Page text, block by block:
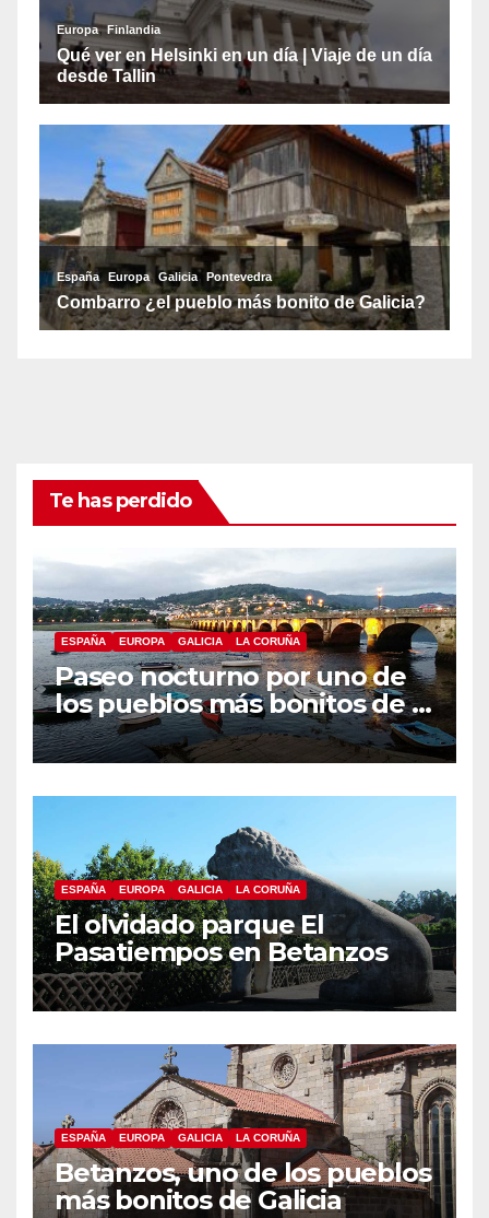
Te has perdido
ESPAÑA EUROPA GALICIA LA CORUÑA
Paseo nocturno por uno de
los pueblos más bonitos de A
Coruña, Puentedeume
ESPAÑA EUROPA GALICIA LA CORUÑA
El olvidado parque El
Pasatiempos en Betanzos
ESPAÑA EUROPA GALICIA LA CORUÑA
Betanzos, uno de los pueblos
más bonitos de Galicia